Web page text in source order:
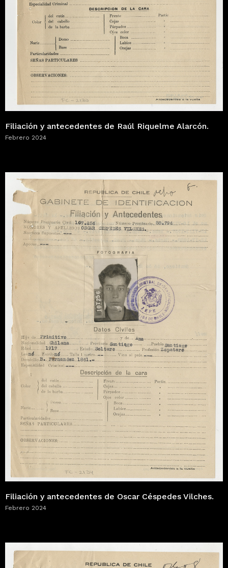
Filiación y antecedentes de Raúl Riquelme Alarcón.
Febrero 2024
Filiación y antecedentes de Oscar Céspedes Vilches.
Febrero 2024